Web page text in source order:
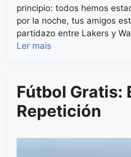
principio: todos hemos
por la noche, tus amigos
partidazo entre Lakers y
Ler mais
Fútbol Gratis:
Repetición